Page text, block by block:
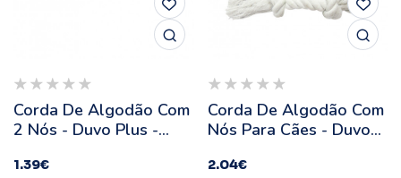
Corda De Algodão Com
2 Nós - Duvo Plus -
1.39€
Corda De Algodão Com
Nós Para Cães - Duvo
2.04€